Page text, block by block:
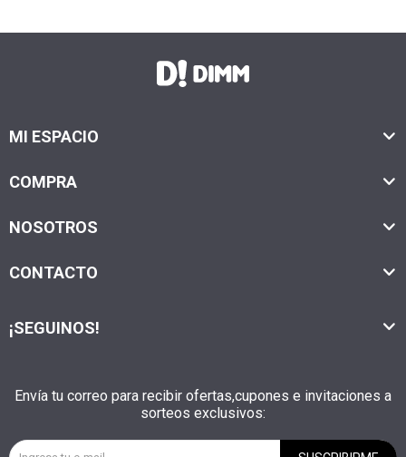
MI ESPACIO
COMPRA
NOSOTROS
CONTACTO
Envía tu correo para recibir ofertas,cupones e invitaciones a
sorteos exclusivos:
¡SEGUINOS!